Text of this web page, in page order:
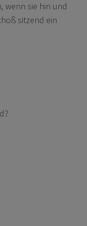
wenn sie hin und
sitzend ein